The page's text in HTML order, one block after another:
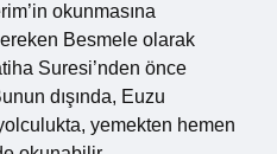
okunmasına
Besmele olarak
Suresi’nden önce
dışında, Euzu
yemekten hemen